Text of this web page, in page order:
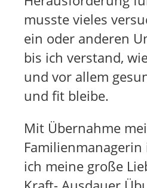
r
i
b
e
n
b
e
n
musste vieles
ein oder anderen
bis ich verstand,
und vor allem
und fit bleibe.
Mit Übernahme
ich meine große